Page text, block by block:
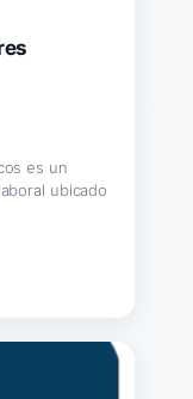
es un
ubicado